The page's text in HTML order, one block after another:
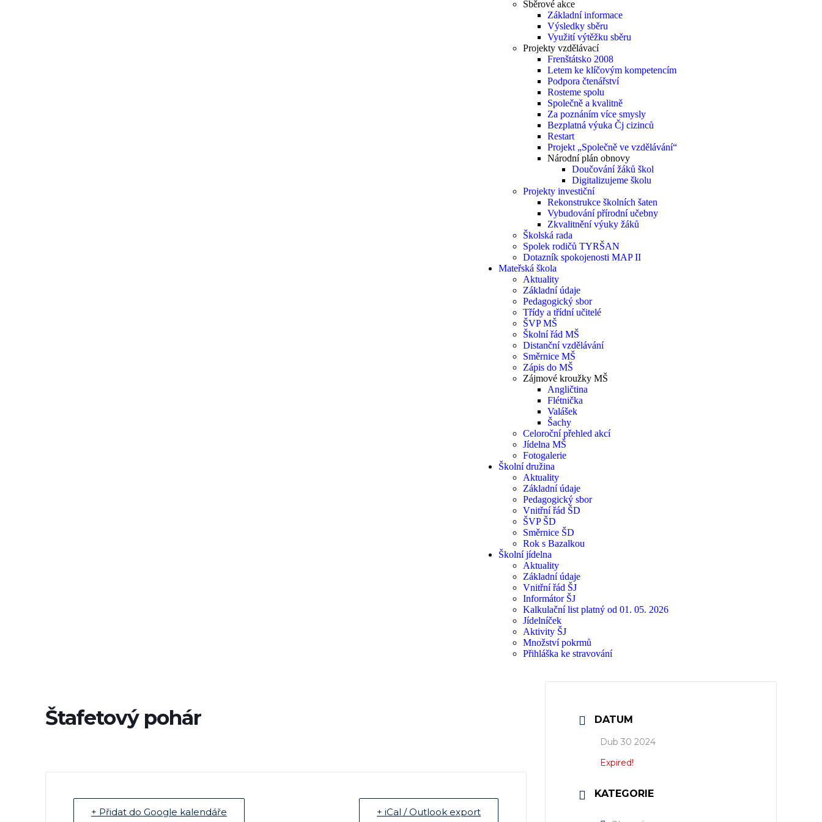
Sběrové akce
Základní informace
Výsledky sběru
Využití výtěžku sběru
Projekty vzdělávací
Frenštátsko 2008
Letem ke klíčovým kompetencím
Podpora čtenářství
Rosteme spolu
Společně a kvalitně
Za poznáním více smysly
Bezplatná výuka Čj cizinců
Restart
Projekt „Společně ve vzdělávání“
Národní plán obnovy
Doučování žáků škol
Digitalizujeme školu
Projekty investiční
Rekonstrukce školních šaten
Vybudování přírodní učebny
Zkvalitnění výuky žáků
Školská rada
Spolek rodičů TYRŠAN
Dotazník spokojenosti MAP II
Mateřská škola
Aktuality
Základní údaje
Pedagogický sbor
Třídy a třídní učitelé
ŠVP MŠ
Školní řád MŠ
Distanční vzdělávání
Směrnice MŠ
Zápis do MŠ
Zájmové kroužky MŠ
Angličtina
Flétnička
Valášek
Šachy
Celoroční přehled akcí
Jídelna MŠ
Fotogalerie
Školní družina
Aktuality
Základní údaje
Pedagogický sbor
Vnitřní řád ŠD
ŠVP ŠD
Směrnice ŠD
Rok s Bazalkou
Školní jídelna
Aktuality
Základní údaje
Vnitřní řád ŠJ
Informátor ŠJ
Kalkulační list platný od 01. 05. 2026
Jídelníček
Aktivity ŠJ
Množství pokrmů
Přihláška ke stravování
Štafetový pohár
+ Přidat do Google kalendáře + iCal / Outlook export
DATUM
Dub 30 2024
Expired!
KATEGORIE